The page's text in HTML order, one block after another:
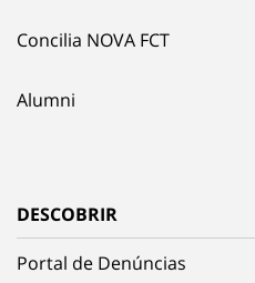
Concilia NOVA FCT
Alumni
DESCOBRIR
Portal de Denúncias